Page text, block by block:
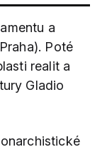
a
Poté
realit a
Gladio